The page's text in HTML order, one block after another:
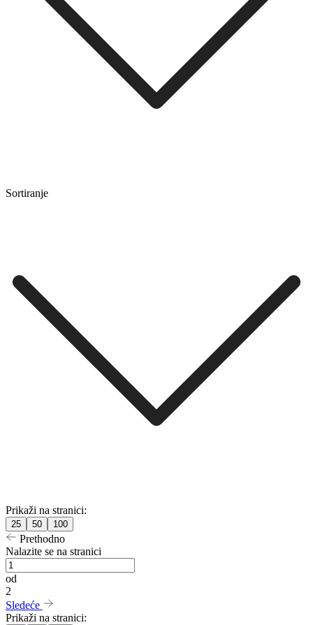
Sortiranje
Prikaži na stranici:
25 50 100
Prethodno
Nalazite se na stranici
od
2
Sledeće
Prikaži na stranici: